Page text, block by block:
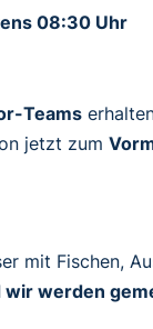
08:30 Uhr
Teams
jetzt zum
mit Fischen,
werden